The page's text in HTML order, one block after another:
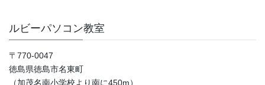
ルビーパソコン教室
〒770-0047
徳島県徳島市名東町
（加茂名南小学校より南に450m）